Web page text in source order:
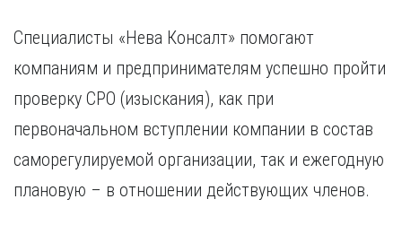
Специалисты «Нева Консалт» помогают
компаниям и предпринимателям успешно пройти
проверку СРО (изыскания), как при
первоначальном вступлении компании в состав
саморегулируемой организации, так и ежегодную
плановую – в отношении действующих членов.